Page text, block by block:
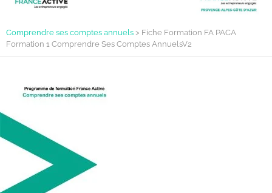
Comprendre ses comptes annuels > Fiche Formation FA PACA
Formation 1 Comprendre Ses Comptes AnnuelsV2